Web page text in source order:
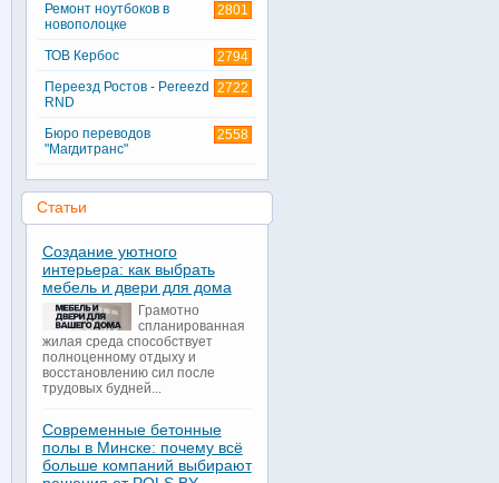
2801
Ремонт ноутбоков в
новополоцке
2794
ТОВ Кербос
2722
Переезд Ростов - Pereezd
RND
2558
Бюро переводов
"Магдитранс"
Статьи
Создание уютного
интерьера: как выбрать
мебель и двери для дома
Грамотно
спланированная
жилая среда способствует
полноценному отдыху и
восстановлению сил после
трудовых будней...
Современные бетонные
полы в Минске: почему всё
больше компаний выбирают